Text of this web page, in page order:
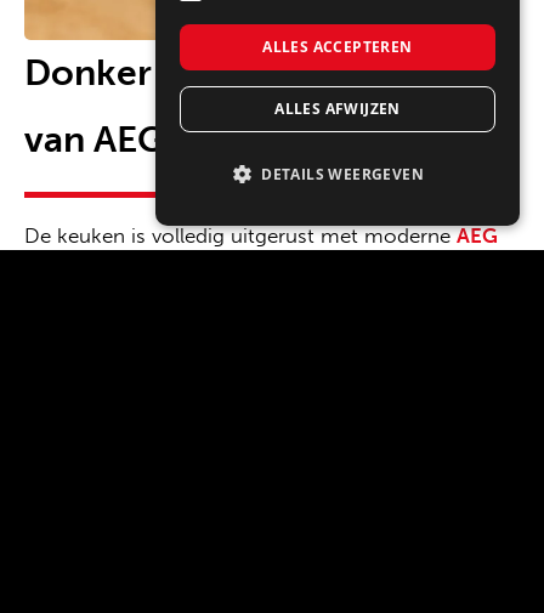
Donker keukenapparatuur
van AEG
De keuken is volledig uitgerust met moderneAEG
ALLES ACCEPTEREN
ALLES AFWIJZEN
DETAILS WEERGEVEN